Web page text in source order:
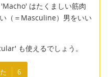
はたくましい筋肉
（＝Masculine）男をいい
も使えるでしょう。
6